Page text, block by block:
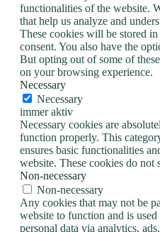
functionalities of the website.
that help us analyze and
These cookies will be stored
consent. You also have the
But opting out of some of
on your browsing experience.
Necessary
Necessary
immer aktiv
Necessary cookies are
function properly. This
ensures basic functionalities
website. These cookies do not
Non-necessary
Non-necessary
Any cookies that may not be
website to function and is
personal data via analytics,